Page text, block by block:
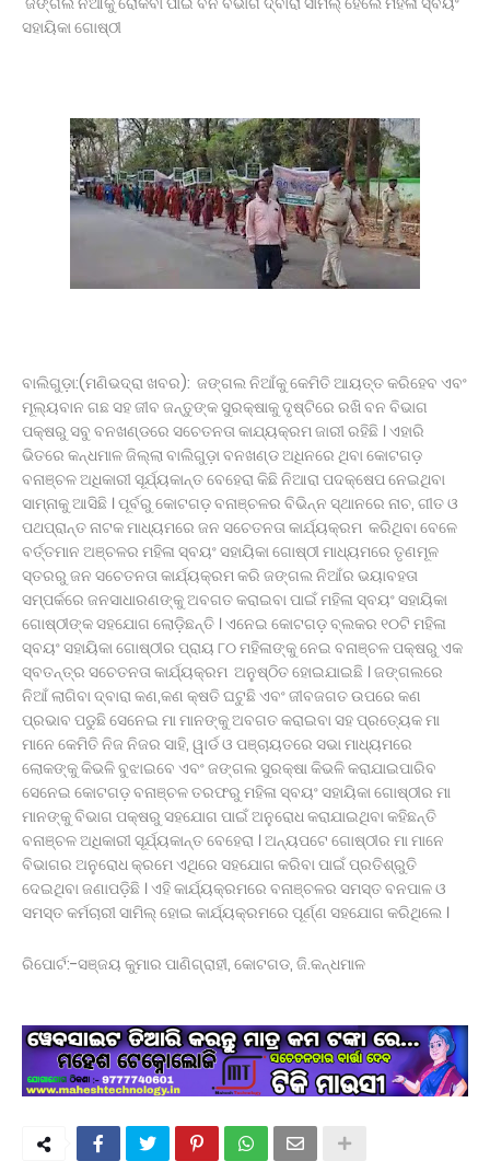
ବାଇକରୁ ଖସିପଡି ମହିଳା ମୃତ, ହତ୍ୟା ଅଭିଯୋଗ ଆଣିଲେ
ବିଜେପି କର୍ମୀଙ୍କୁ ହତ୍ୟା; ୨ଅଟକ ।
ବାଂଲାଦେଶକୁ ଫେରିବି- ଶେଖ୍ ହାସିନା ।
ବିନା ଦୋଷରେ ଜେଲ୍‌ରେ ୨୨ ବର୍ଷ ।
ଯାନ ରାସ୍ତାକୁ ଆସିବା ସହଜ ହେବନାହିଁ ।
ଆବାସିକ ବିଦ୍ୟାଳୟରେ ହିଂସା! ନଡ଼ିଆ ବାହୁଙ୍ଗା ରେ 20ରୁ
ଉର୍ଦ୍ଧ ଛାତ୍ରଙ୍କୁ ମାଡ, ବିଭାଗୀୟ ତଦନ୍ତ ଆରମ୍ଭ l
ମାଲା ବିଜୟ ପ୍ରସାଦଙ୍କ ଘରେ ED
ସଦର ବ୍ଲକ କାର୍ଯ୍ୟାଳୟଠାରେ ପଞ୍ଚାୟତ ନିର୍ବାହୀ
ସହାୟିକା ଗୋଷ୍ଠୀ
ବାଲିଗୁଡ଼ା:(ମଣିଭଦ୍ରା ଖବର): ଜଙ୍ଗଲ ନିଆଁକୁ କେମିତି ଆୟତ୍ତ କରିହେବ ଏବଂ
ମୂଲ୍ୟବାନ ଗଛ ସହ ଜୀବ ଜନ୍ତୁଙ୍କ ସୁରକ୍ଷାକୁ ଦୃଷ୍ଟିରେ ରଖି ବନ ବିଭାଗ
ପକ୍ଷରୁ ସବୁ ବନଖଣ୍ଡରେ ସଚେତନତା କାଯ୍ୟକ୍ରମ ଜାରୀ ରହିଛି । ଏହାରି
ଭିତରେ କନ୍ଧମାଳ ଜିଲ୍ଲା ବାଲିଗୁଡ଼ା ବନଖଣ୍ଡ ଅଧିନରେ ଥିବା କୋଟଗଡ଼
ବନାଞ୍ଚଳ ଅଧିକାରୀ ସୂର୍ଯ୍ୟକାନ୍ତ ବେହେରା କିଛି ନିଆରା ପଦକ୍ଷେପ ନେଇଥିବା
ସାମ୍ନାକୁ ଆସିଛି । ପୂର୍ବରୁ କୋଟଗଡ଼ ବନାଞ୍ଚଳର ବିଭିନ୍ନ ସ୍ଥାନରେ ନାଚ, ଗୀତ ଓ
ପଥପ୍ରାନ୍ତ ନାଟକ ମାଧ୍ୟମରେ ଜନ ସଚେତନତା କାର୍ଯ୍ୟକ୍ରମ କରିଥିବା ବେଳେ
ବର୍ତ୍ତମାନ ଅଞ୍ଚଳର ମହିଳା ସ୍ବୟଂ ସହାୟିକା ଗୋଷ୍ଠୀ ମାଧ୍ୟମରେ ତୃଣମୂଳ
ସ୍ତରରୁ ଜନ ସଚେତନତା କାର୍ଯ୍ୟକ୍ରମ କରି ଜଙ୍ଗଲ ନିଆଁର ଭୟାବହତା
ସମ୍ପର୍କରେ ଜନସାଧାରଣଙ୍କୁ ଅବଗତ କରାଇବା ପାଇଁ ମହିଳା ସ୍ବୟଂ ସହାୟିକା
ଗୋଷ୍ଠୀଙ୍କ ସହଯୋଗ ଲୋଡ଼ିଛନ୍ତି । ଏନେଇ କୋଟଗଡ଼ ବ୍ଲକର ୧୦ଟି ମହିଳା
ସ୍ବୟଂ ସହାୟିକା ଗୋଷ୍ଠୀର ପ୍ରାୟ ୮୦ ମହିଳାଙ୍କୁ ନେଇ ବନାଞ୍ଚଳ ପକ୍ଷରୁ ଏକ
ସ୍ବତନ୍ତ୍ର ସଚେତନତା କାର୍ଯ୍ୟକ୍ରମ ଅନୁଷ୍ଠିତ ହୋଇଯାଇଛି । ଜଙ୍ଗଲରେ
ନିଆଁ ଲାଗିବା ଦ୍ବାରା କଣ,କଣ କ୍ଷତି ଘଟୁଛି ଏବଂ ଜୀବଜଗତ ଉପରେ କଣ
ପ୍ରଭାବ ପଡୁଛି ସେନେଇ ମା ମାନଙ୍କୁ ଅବଗତ କରାଇବା ସହ ପ୍ରତ୍ୟେକ ମା
ମାନେ କେମିତି ନିଜ ନିଜର ସାହି, ୱାର୍ଡ ଓ ପଞ୍ଚାୟତରେ ସଭା ମାଧ୍ୟମରେ
ଲୋକଙ୍କୁ କିଭଳି ବୁଝାଇବେ ଏବଂ ଜଙ୍ଗଲ ସୁରକ୍ଷା କିଭଳି କରାଯାଇପାରିବ
ସେନେଇ କୋଟଗଡ଼ ବନାଞ୍ଚଳ ତରଫରୁ ମହିଳା ସ୍ବୟଂ ସହାୟିକା ଗୋଷ୍ଠୀର ମା
ମାନଙ୍କୁ ବିଭାଗ ପକ୍ଷରୁ ସହଯୋଗ ପାଇଁ ଅନୁରୋଧ କରାଯାଇଥିବା କହିଛନ୍ତି
ବନାଞ୍ଚଳ ଅଧିକାରୀ ସୂର୍ଯ୍ୟକାନ୍ତ ବେହେରା । ଅନ୍ୟପଟେ ଗୋଷ୍ଠୀର ମା ମାନେ
ବିଭାଗର ଅନୁରୋଧ କ୍ରମେ ଏଥିରେ ସହଯୋଗ କରିବା ପାଇଁ ପ୍ରତିଶ୍ରୁତି
ଦେଇଥିବା ଜଣାପଡ଼ିଛି । ଏହି କାର୍ଯ୍ୟକ୍ରମରେ ବନାଞ୍ଚଳର ସମସ୍ତ ବନପାଳ ଓ
ସମସ୍ତ କର୍ମଚାରୀ ସାମିଲ୍ ହୋଇ କାର୍ଯ୍ୟକ୍ରମରେ ପୂର୍ଣ୍ଣ ସହଯୋଗ କରିଥିଲେ ।
ରିପୋର୍ଟ:-ସଞ୍ଜୟ କୁମାର ପାଣିଗ୍ରାହୀ, କୋଟଗଡ, ଜି.କନ୍ଧମାଳ